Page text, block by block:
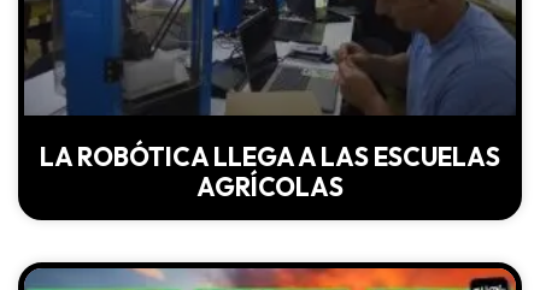
LA ROBÓTICA LLEGA A LAS ESCUELAS
AGRÍCOLAS